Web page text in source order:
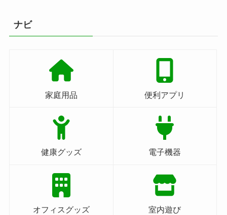
ナビ
家庭用品 便利アプリ
健康グッズ 電子機器
オフィスグッズ 室内遊び